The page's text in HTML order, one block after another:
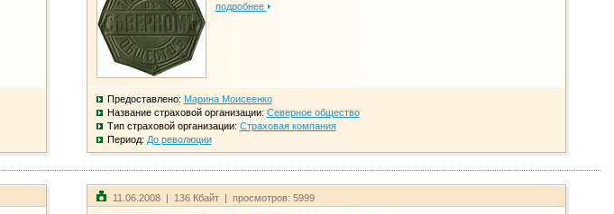
подробнее
Предоставлено: Марина Моисеенко
Название страховой организации: Северное общество
Тип страховой организации: Страховая компания
Период: До революции
11.06.2008 | 136 Кбайт | просмотров: 5999